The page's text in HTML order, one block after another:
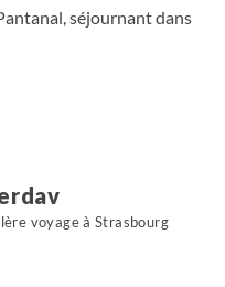
séjournant dans
capibaras, paresseux,
eaux cristallines des
ses communautés
les dauphins roses.
voyage à Strasbourg